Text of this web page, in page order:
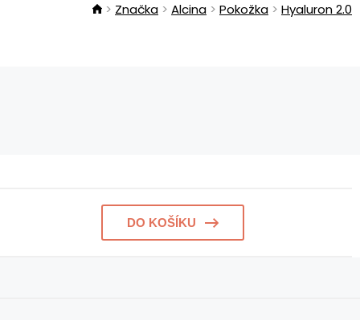
Značka Alcina Pokožka Hyaluron 2.0
DO KOŠÍKU